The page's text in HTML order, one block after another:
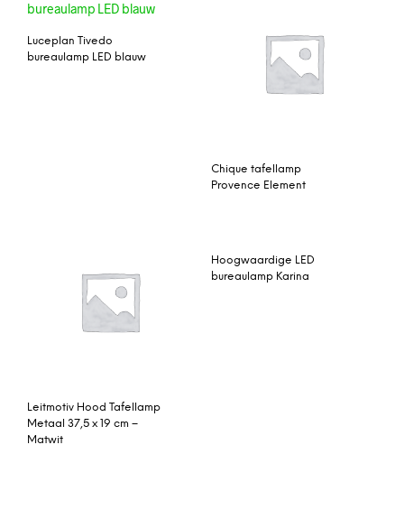
Luceplan Tivedo
bureaulamp LED blauw
Chique tafellamp
Provence Element
Leitmotiv Hood Tafellamp
Metaal 37,5 x 19 cm –
Matwit
Hoogwaardige LED